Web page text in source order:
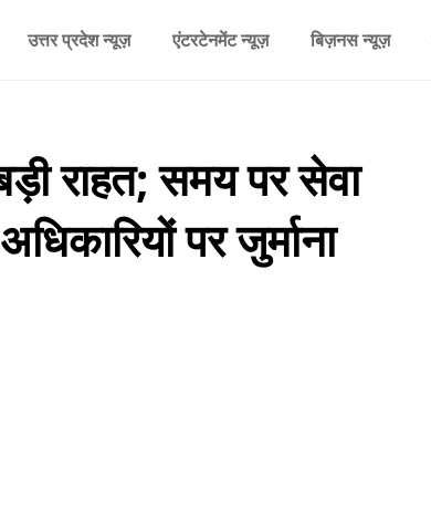
उत्तर प्रदेश न्यूज़ एंटरटेनमेंट न्यूज़ बिज़नस न्यूज़
राहत; समय पर सेवा
पर जुर्माना